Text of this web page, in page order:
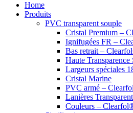
Home
Produits
PVC transparent souple
Cristal Premium –
Ignifugées FR –
Bas retrait –
Haute
Largeurs spéciales
Cristal Marine
PVC armé –
Lanières
Couleurs –